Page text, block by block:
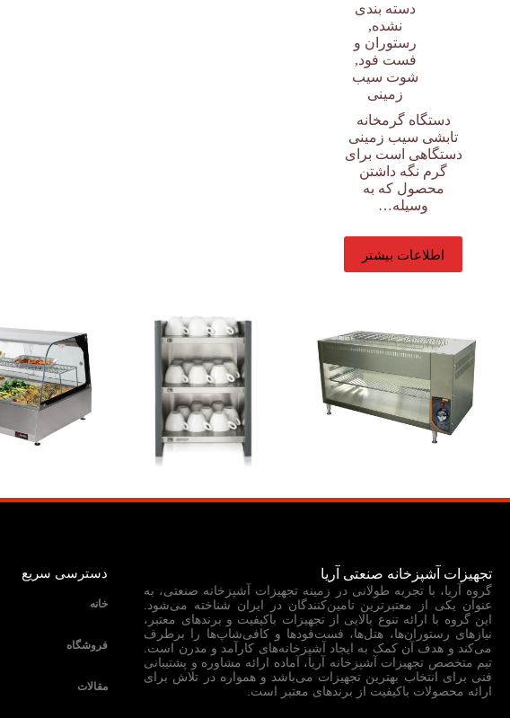
دسته بندی
نشده,
رستوران و
فست فود,
شوت سیب
زمینی
دستگاه گرمخانه
تابشی سیب زمینی
دستگاهی است برای
گرم نگه داشتن
محصول که به
وسیله…
اطلاعات بیشتر
تجهیزات آشپزخانه صنعتی آریا
گروه آریا، با تجربه طولانی در زمینه تجهیزات آشپزخانه صنعتی، به
عنوان یکی از معتبرترین تامین‌کنندگان در ایران شناخته می‌شود.
این گروه با ارائه تنوع بالایی از تجهیزات باکیفیت و برندهای معتبر،
نیازهای رستوران‌ها، هتل‌ها، فست‌فودها و کافی‌شاپ‌ها را برطرف
می‌کند و هدف آن کمک به ایجاد آشپزخانه‌های کارآمد و مدرن است.
تیم متخصص تجهیزات آشپزخانه آریا، آماده ارائه مشاوره و پشتیبانی
فنی برای انتخاب بهترین تجهیزات می‌باشد و همواره در تلاش برای
ارائه محصولات باکیفیت از برندهای معتبر است.
دسترسی سریع
خانه
فروشگاه
مقالات